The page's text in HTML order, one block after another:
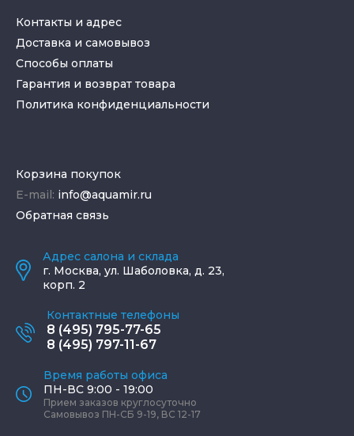
Контакты и адрес
Доставка и самовывоз
Способы оплаты
Гарантия и возврат товара
Политика конфиденциальности
Корзина покупок
E-mail: info@aquamir.ru
Обратная связь
Адрес салона и склада
г. Москва, ул. Шаболовка, д. 23,
корп. 2
Контактные телефоны
8 (495) 795-77-65
8 (495) 797-11-67
Время работы офиса
ПН-ВС 9:00 - 19:00
Прием заказов круглосуточно
Самовывоз ПН-СБ 9-19, ВС 12-17